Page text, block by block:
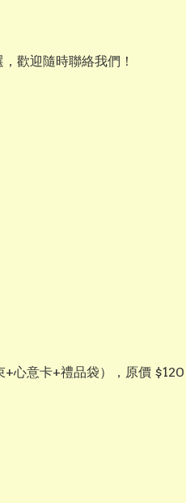
歡迎隨時聯絡我們！
心意卡+禮品袋），原價 $120